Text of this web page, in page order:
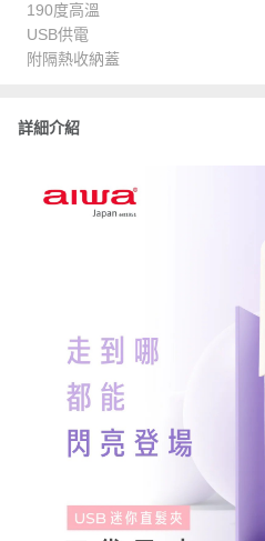
190度高溫
USB供電
附隔熱收納蓋
詳細介紹